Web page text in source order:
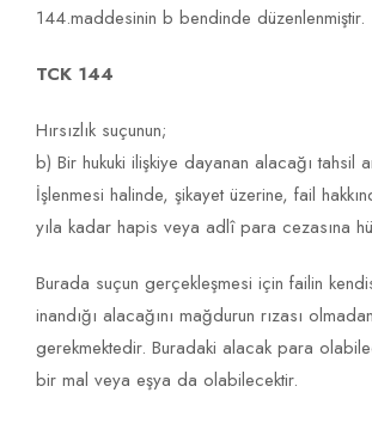
144.maddesinin b bendinde düzenlenmiştir.
TCK 144
Hırsızlık suçunun;
b) Bir hukuki ilişkiye dayanan alacağı tahsil
İşlenmesi halinde, şikayet üzerine, fail
yıla kadar hapis veya adlî para cezasına
Burada suçun gerçekleşmesi için failin
inandığı alacağını mağdurun rızası
gerekmektedir. Buradaki alacak para
bir mal veya eşya da olabilecektir.